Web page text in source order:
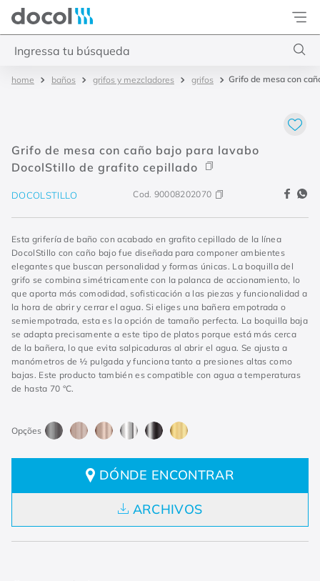
Docol
baños grifos y mezcladores grifos Grifo de mesa con
Grifo de mesa con caño bajo para lavabo
DocolStillo de grafito cepillado
DOCOLSTILLO Cod. 90008202070
Esta grifería de baño con acabado en grafito cepillado de la línea
DocolStillo con caño bajo fue diseñada para componer ambientes
elegantes que buscan personalidad y formas únicas. La boquilla del
grifo se combina simétricamente con la palanca de accionamiento, lo
que aporta más comodidad, sofisticación a las piezas y funcionalidad a
la hora de abrir y cerrar el agua. Si eliges una bañera empotrada o
semiempotrada, esta es la opción de tamaño perfecta. La boquilla baja
se adapta precisamente a este tipo de platos porque está más cerca
de la bañera, lo que evita salpicaduras al abrir el agua. Se ajusta a
manómetros de ½ pulgada y funciona tanto a presiones altas como
bajas. Este producto también es compatible con agua a temperaturas
de hasta 70 °C.
DÓNDE ENCONTRAR
ARCHIVOS
eden